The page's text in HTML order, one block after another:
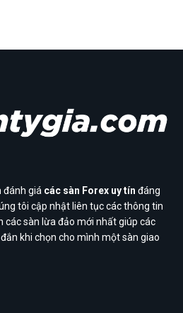
đánh giá các sàn Forex uy tín đáng
tôi cập nhật liên tục các thông tin
các sàn lừa đảo mới nhất giúp các
khi chọn cho mình một sàn giao